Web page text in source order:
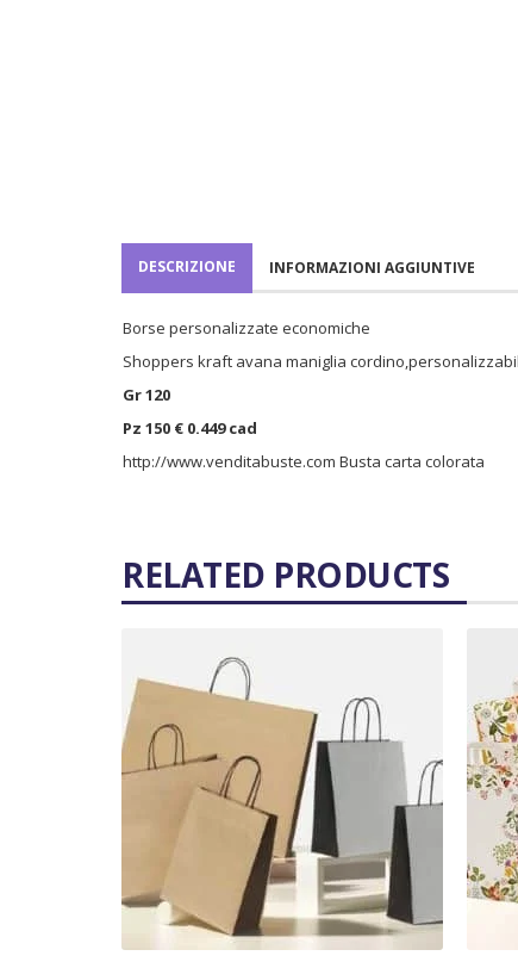
DESCRIZIONE INFORMAZIONI AGGIUNTIVE
Borse personalizzate economiche
Shoppers kraft avana maniglia
Gr 120
Pz 150 € 0.449 cad
http://www.venditabuste.com Busta carta colorata
RELATED PRODUCTS